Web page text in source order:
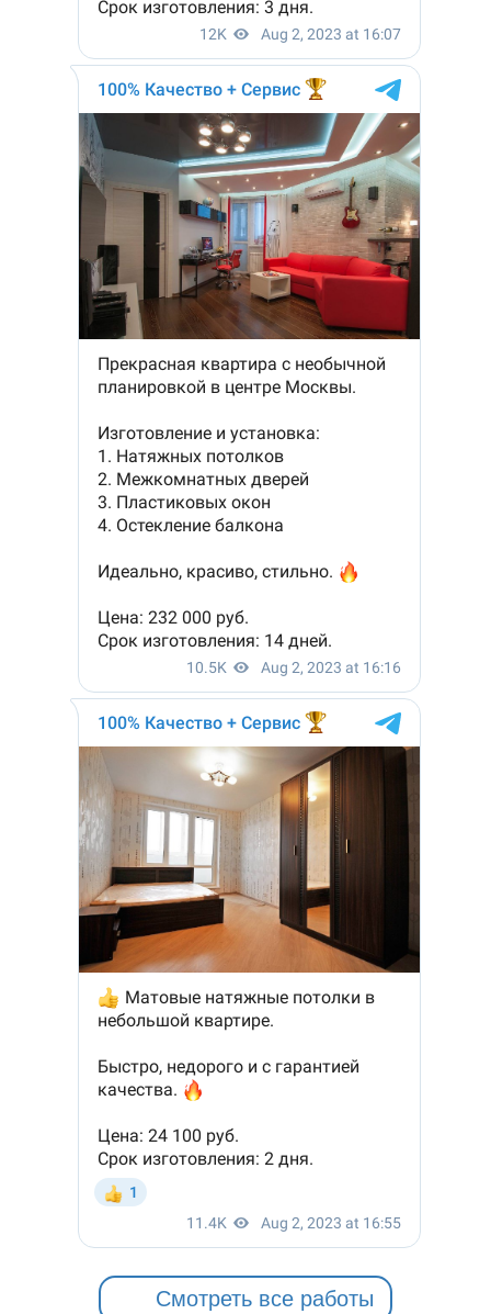
Смотреть все работы